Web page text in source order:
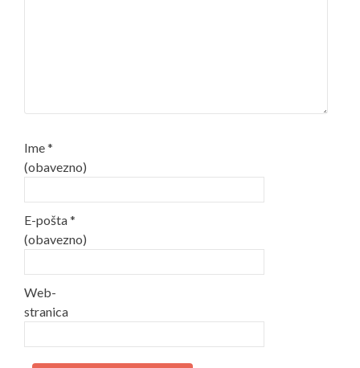
Ime*
(obavezno)
E-pošta*
(obavezno)
Web-
stranica